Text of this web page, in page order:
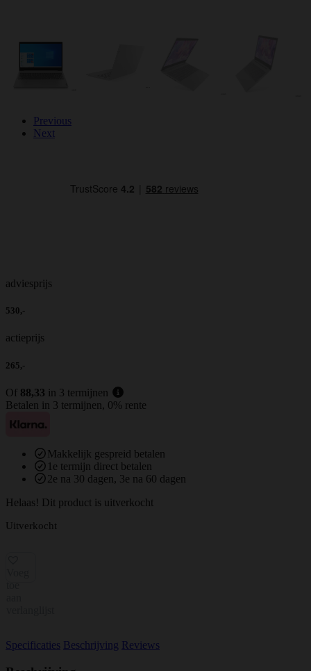
Previous
Next
adviesprijs
530,-
actieprijs
265,-
Of 88,33 in 3 termijnen
Betalen in 3 termijnen, 0% rente
Makkelijk gespreid betalen
1e termijn direct betalen
2e na 30 dagen, 3e na 60 dagen
Helaas! Dit product is uitverkocht
Uitverkocht
Specificaties Beschrijving Reviews